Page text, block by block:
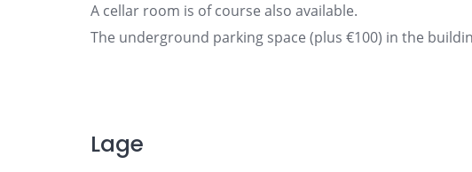
A cellar room is of course also available.
The underground parking space (plus €100) in the
Lage